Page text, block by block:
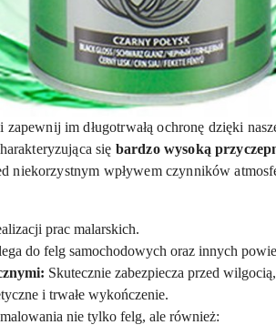
im długotrwałą ochronę dzięki
się bardzo wysoką
niekorzystnym wpływem czynników
prac malarskich.
do felg samochodowych oraz innych
Skutecznie zabezpiecza przed
i trwałe wykończenie.
nie tylko felg, ale również: